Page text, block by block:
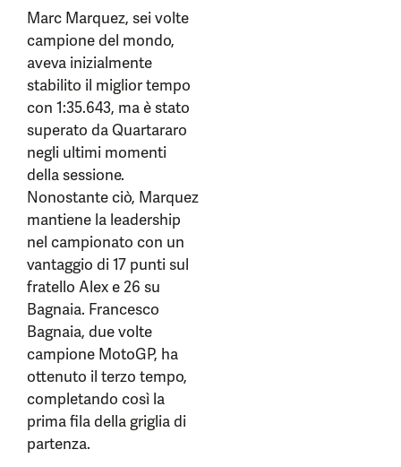
Marc Marquez, sei volte
campione del mondo,
aveva inizialmente
stabilito il miglior tempo
con 1:35.643, ma è stato
superato da Quartararo
negli ultimi momenti
della sessione.
Nonostante ciò, Marquez
mantiene la leadership
nel campionato con un
vantaggio di 17 punti sul
fratello Alex e 26 su
Bagnaia. Francesco
Bagnaia, due volte
campione MotoGP, ha
ottenuto il terzo tempo,
completando così la
prima fila della griglia di
partenza.